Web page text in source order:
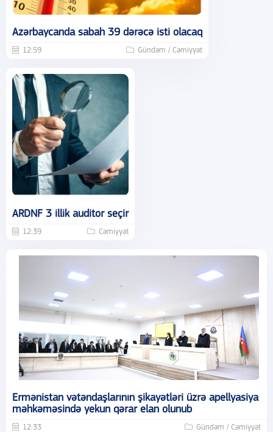
Azərbaycanda sabah 39 dərəcə isti olacaq
12:59 Gündəm / Cəmiyyət
ARDNF 3 illik auditor seçir
12:39 Cəmiyyət
Ermənistan vətəndaşlarının şikayətləri üzrə apellyasiya
məhkəməsində yekun qərar elan olunub
12:33 Gündəm / Cəmiyyət